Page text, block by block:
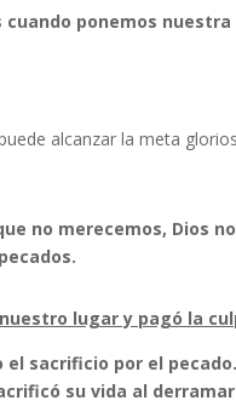
ponemos
alcanzar la meta
no merecemos, Dios
lugar y pagó la
el sacrificio por el
su vida al